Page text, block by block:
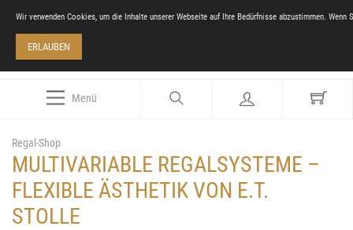
Menü
Regal-Shop
MULTIVARIABLE REGALSYSTEME –
FLEXIBLE ÄSTHETIK VON E.T.
STOLLE
Wir verwenden Cookies, um die Inhalte unserer Webseite auf Ihre Bedürfnisse abzustimmen.
ERLAUBEN